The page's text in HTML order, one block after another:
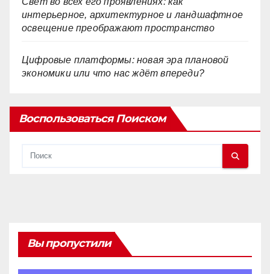
интерьерное, архитектурное и ландшафтное
освещение преображают пространство
Цифровые платформы: новая эра плановой
экономики или что нас ждёт впереди?
Воспользоваться Поиском
Вы пропустили